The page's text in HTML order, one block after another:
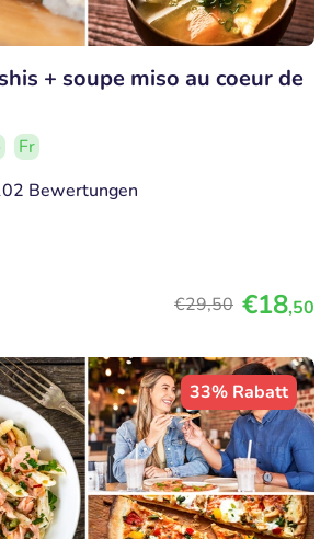
+ soupe miso au coeur de
Fr
Bewertungen
€29,50 €18,50
33% Rabatt